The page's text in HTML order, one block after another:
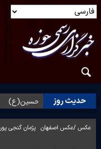
حدیث روز
زائران امام حسین(ع)
عکس /عکس اصفهان پژمان گنجی پور